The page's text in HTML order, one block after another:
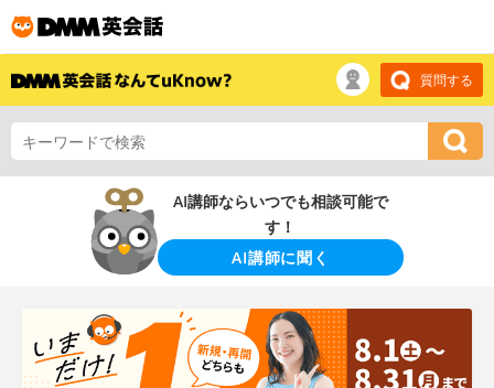
質問する
AI講師ならいつでも相談可能で
す！
AI講師に聞く